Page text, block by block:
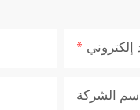
إلكتروني
اسم الشركة